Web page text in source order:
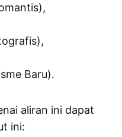
Baru).
aliran ini dapat
ini: